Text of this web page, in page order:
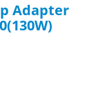
Adapter